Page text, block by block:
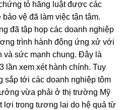
tỏ hãng luật được các
vệ đã làm việc tận tâm.
đã tập họp các doanh nghiệp
trình hành động ứng xử với
và sức mạnh chung. Đây là
lần xem xét hành chính. Tuy
sắp tới các doanh nghiệp tôm
vừa phải ở thị trường Mỹ
lợi trong tương lai do hệ quả từ